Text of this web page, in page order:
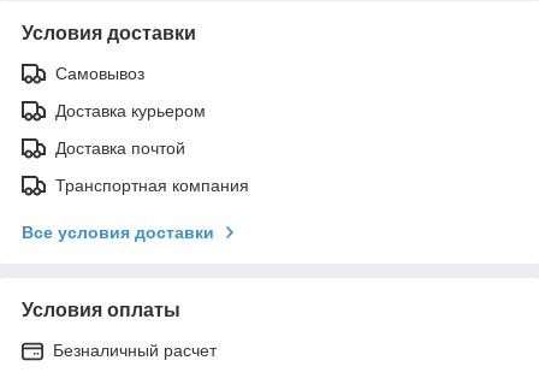
Условия доставки
Самовывоз
Доставка курьером
Доставка почтой
Транспортная компания
Все условия доставки
Условия оплаты
Безналичный расчет